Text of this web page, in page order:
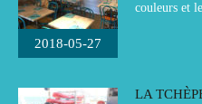
2018-05-27
couleurs et
LA